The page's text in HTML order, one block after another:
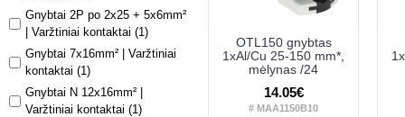
85/65 (1)
Gnybtai 2P po 2x25 + 5x6mm²
| Varžtiniai kontaktai (1)
Gnybtai 7x16mm² | Varžtiniai
kontaktai (1)
Gnybtai N 12x16mm² |
Varžtiniai kontaktai (1)
OTL150 gnybtas
1xAl/Cu 25-150 mm*,
mėlynas /24
14.05€
# MAA1150B10